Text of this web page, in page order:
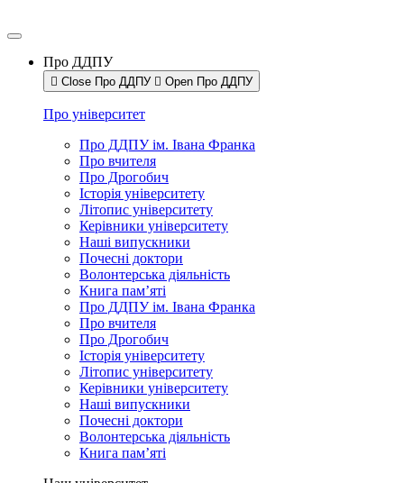
Про ДДПУ
Close Про ДДПУ Open Про ДДПУ
Про університет
Про ДДПУ ім. Івана Франка
Про вчителя
Про Дрогобич
Історія університету
Літопис університету
Керівники університету
Наші випускники
Почесні доктори
Волонтерська діяльність
Книга пам’яті
Про ДДПУ ім. Івана Франка
Про вчителя
Про Дрогобич
Історія університету
Літопис університету
Керівники університету
Наші випускники
Почесні доктори
Волонтерська діяльність
Книга пам’яті